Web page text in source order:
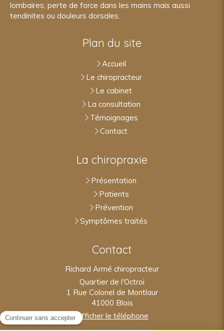
lombaires, perte de force dans les mains mais aussi
tendinites ou douleurs dorsales.
Plan du site
Accueil
Le chiropracteur
Le cabinet
La consultation
Témoignages
Contact
La chiropraxie
Présentation
Patients
Prévention
Symptômes traités
Contact
Richard Armé chiropracteur
Quartier de l'Octroi
1 Rue Colonel de Montlaur
41000 Blois
Afficher le téléphone